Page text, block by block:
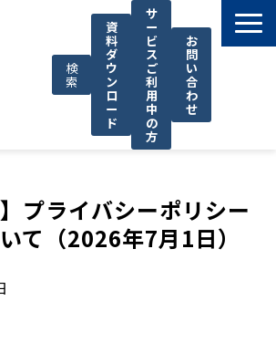
検
索
資
料
ダ
ウ
ン
ロ
ー
ド
サ
ー
ビ
ス
ご
利
用
中
の
方
お
問
い
合
わ
せ
OCSが選ばれる理由
お役立ち情報
】プライバシーポリシー
て（2026年7月1日）